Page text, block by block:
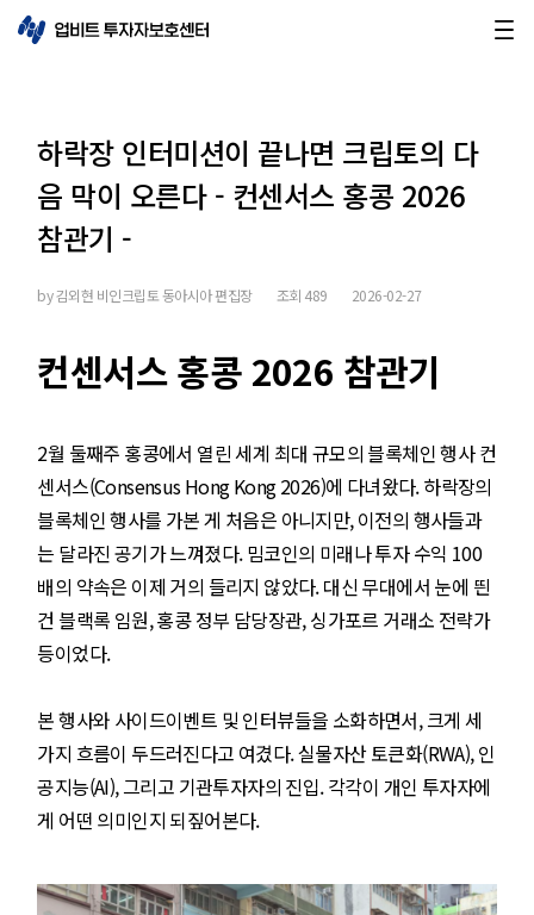
하락장 인터미션이 끝나면 크립토의 다
음 막이 오른다 - 컨센서스 홍콩 2026
참관기 -
by김외현 비인크립토 동아시아 편집장 조회 489 2026-02-27
컨센서스 홍콩 2026 참관기
2월 둘째주 홍콩에서 열린 세계 최대 규모의 블록체인 행사 컨
센서스(Consensus Hong Kong 2026)에 다녀왔다. 하락장의
블록체인 행사를 가본 게 처음은 아니지만, 이전의 행사들과
는 달라진 공기가 느껴졌다. 밈코인의 미래나 투자 수익 100
배의 약속은 이제 거의 들리지 않았다. 대신 무대에서 눈에 띈
건 블랙록 임원, 홍콩 정부 담당장관, 싱가포르 거래소 전략가
등이었다.
본 행사와 사이드이벤트 및 인터뷰들을 소화하면서, 크게 세
가지 흐름이 두드러진다고 여겼다. 실물자산 토큰화(RWA), 인
공지능(AI), 그리고 기관투자자의 진입. 각각이 개인 투자자에
게 어떤 의미인지 되짚어본다.